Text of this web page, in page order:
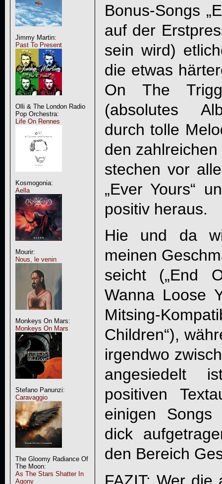
Jimmy Martin:
Past To Present
Olli & The London Radio
Pop Orchestra:
Life On Rennes
Kosmogonia:
Aella
Mourir:
Nous, le venin
Monkeys On Mars:
Monkeys On Mars
Stefano Panunzi:
Caravaggio
The Gloomy Radiance Of
The Moon:
As The Stars Shatter In
Agony
Bonus-Songs
auf der
sein wird)
die etwas
On The
(absolutes
durch tolle
den
stechen vor
„Ever Yours“
positiv heraus.
Hie und da
meinen
seicht („End
Wanna Loose
Mitsing-
Children“),
irgendwo
angesiedelt
positiven
einigen Songs
dick
den Bereich
FAZIT: Wer die